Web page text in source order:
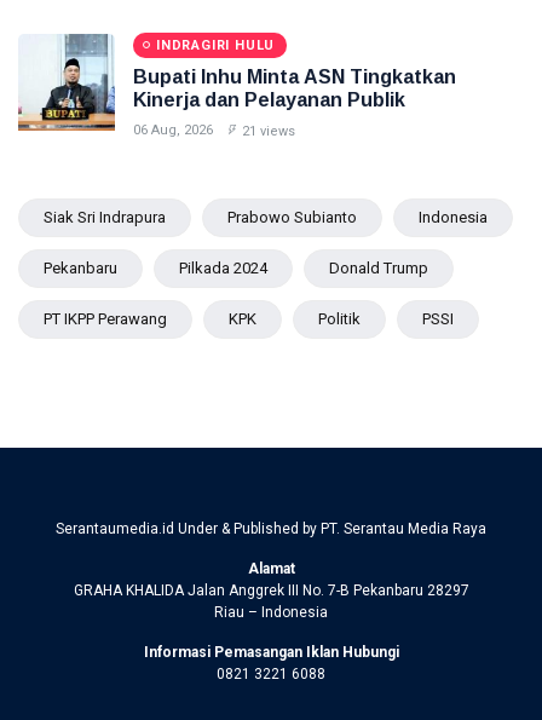
INDRAGIRI HULU
Bupati Inhu Minta ASN Tingkatkan
Kinerja dan Pelayanan Publik
06 Aug, 2026 21 views
Siak Sri Indrapura Prabowo Subianto Indonesia
Pekanbaru Pilkada 2024 Donald Trump
PT IKPP Perawang KPK Politik PSSI
Serantaumedia.id Under & Published by PT. Serantau Media Raya
Alamat
GRAHA KHALIDA Jalan Anggrek III No. 7-B Pekanbaru 28297
Riau – Indonesia
Informasi Pemasangan Iklan Hubungi
0821 3221 6088